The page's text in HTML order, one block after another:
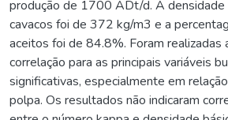
produção de 1700 ADt/d. A densidade
cavacos foi de 372 kg/m3 e a
aceitos foi de 84.8%. Foram realizadas
correlação para as principais variáveis
significativas, especialmente em
polpa. Os resultados não indicaram